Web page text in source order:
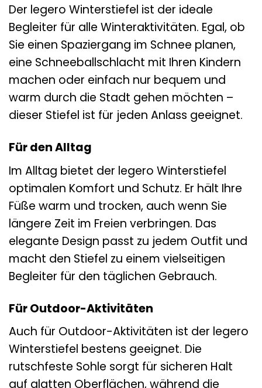
Der legero Winterstiefel ist der ideale
Begleiter für alle Winteraktivitäten. Egal, ob
Sie einen Spaziergang im Schnee planen,
eine Schneeballschlacht mit Ihren Kindern
machen oder einfach nur bequem und
warm durch die Stadt gehen möchten –
dieser Stiefel ist für jeden Anlass geeignet.
Für den Alltag
Im Alltag bietet der legero Winterstiefel
optimalen Komfort und Schutz. Er hält Ihre
Füße warm und trocken, auch wenn Sie
längere Zeit im Freien verbringen. Das
elegante Design passt zu jedem Outfit und
macht den Stiefel zu einem vielseitigen
Begleiter für den täglichen Gebrauch.
Für Outdoor-Aktivitäten
Auch für Outdoor-Aktivitäten ist der legero
Winterstiefel bestens geeignet. Die
rutschfeste Sohle sorgt für sicheren Halt
auf glatten Oberflächen, während die